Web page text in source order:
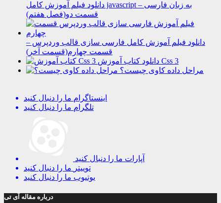
دانلود فیلم آموزش کامل javascript به زبان فارسی –
قسمت دو(فصل هفتم)
دانلود فیلم آموزش کامل فارسی سازی قالب وردپرس –
قسمت چهارم(قسمت آخر)
دانلود کتاب آموزش Css 3
مراحل داده کاوی چیست؟
اینستاگرام ما را دنبال کنید
تلگرام ما را دنبال کنید
آپارات ما را دنبال کنید
توییتر ما را دنبال کنید
یوتیوب ما را دنبال کنید
درباره مقاله آی تی